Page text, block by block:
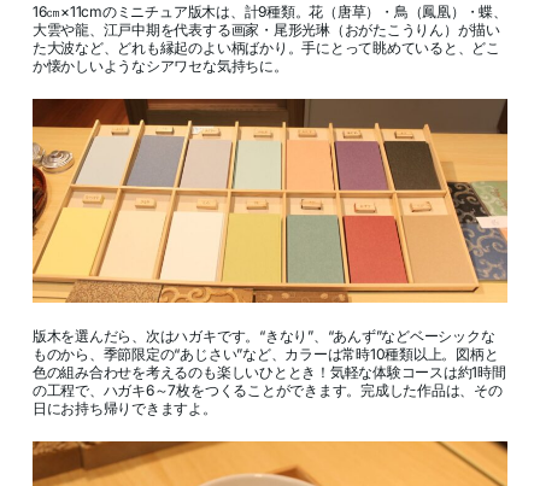
16㎝×11cmのミニチュア版木は、計9種類。花（唐草）・鳥（鳳凰）・蝶、
大雲や龍、江戸中期を代表する画家・尾形光琳（おがたこうりん）が描い
た大波など、どれも縁起のよい柄ばかり。手にとって眺めていると、どこ
か懐かしいようなシアワセな気持ちに。
版木を選んだら、次はハガキです。“きなり”、“あんず”などベーシックな
ものから、季節限定の“あじさい”など、カラーは常時10種類以上。図柄と
色の組み合わせを考えるのも楽しいひととき！気軽な体験コースは約1時間
の工程で、ハガキ6～7枚をつくることができます。完成した作品は、その
日にお持ち帰りできますよ。